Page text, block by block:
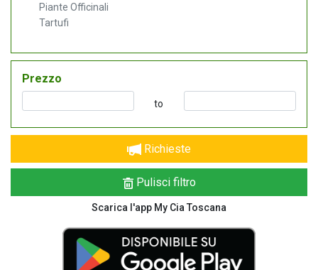
Piante Officinali
Tartufi
Prezzo
to
Richieste
Pulisci filtro
Scarica l'app My Cia Toscana